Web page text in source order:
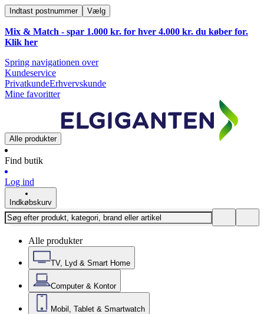
Indtast postnummer Vælg
Mix & Match - spar 1.000 kr. for hver 4.000 kr. du køber for.
Klik her
Spring navigationen over
Kundeservice
PrivatkundeErhvervskunde
Mine favoritter
Alle produkter
Find butik
Log ind
Indkøbskurv
Alle produkter
TV, Lyd & Smart Home
Computer & Kontor
Mobil, Tablet & Smartwatch